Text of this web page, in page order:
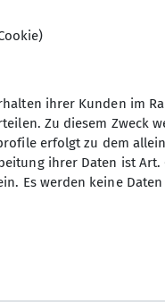
ihrer Kunden im
Zu diesem Zweck
erfolgt zu dem
ihrer Daten ist Art.
Es werden keine